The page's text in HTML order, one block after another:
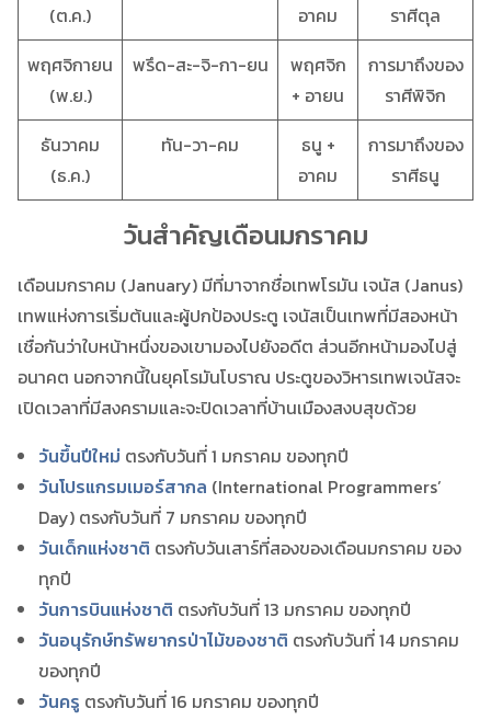
(ต.ค.)
อาคม
ราศีตุล
พฤศจิกายน
(พ.ย.)
พรึด-สะ-จิ-กา-ยน
พฤศจิก
+ อายน
การมาถึงของ
ราศีพิจิก
ธันวาคม
(ธ.ค.)
ทัน-วา-คม
ธนู +
อาคม
การมาถึงของ
ราศีธนู
วันสำคัญเดือนมกราคม
เดือนมกราคม (January) มีที่มาจากชื่อเทพโรมัน เจนัส (Janus)
เทพแห่งการเริ่มต้นและผู้ปกป้องประตู เจนัสเป็นเทพที่มีสองหน้า
เชื่อกันว่าใบหน้าหนึ่งของเขามองไปยังอดีต ส่วนอีกหน้ามองไปสู่
อนาคต นอกจากนี้ในยุคโรมันโบราณ ประตูของวิหารเทพเจนัสจะ
เปิดเวลาที่มีสงครามและจะปิดเวลาที่บ้านเมืองสงบสุขด้วย
วันขึ้นปีใหม่ ตรงกับวันที่ 1 มกราคม ของทุกปี
วันโปรแกรมเมอร์สากล (International Programmers’
Day) ตรงกับวันที่ 7 มกราคม ของทุกปี
วันเด็กแห่งชาติ ตรงกับวันเสาร์ที่สองของเดือนมกราคม ของ
ทุกปี
วันการบินแห่งชาติ ตรงกับวันที่ 13 มกราคม ของทุกปี
วันอนุรักษ์ทรัพยากรป่าไม้ของชาติ ตรงกับวันที่ 14 มกราคม
ของทุกปี
วันครู ตรงกับวันที่ 16 มกราคม ของทุกปี